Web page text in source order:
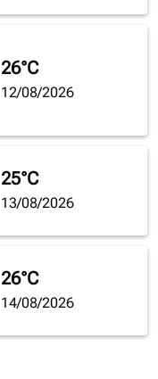
26°C
12/08/2026
25°C
13/08/2026
26°C
14/08/2026